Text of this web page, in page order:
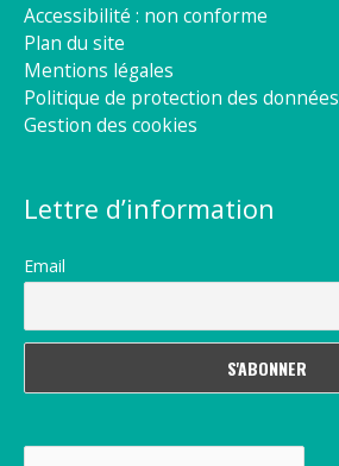
Accessibilité : non conforme
Plan du site
Mentions légales
Politique de protection des données
Gestion des cookies
Lettre d’information
Email